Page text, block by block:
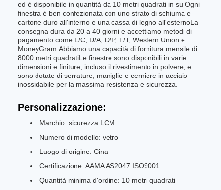
ed è disponibile in quantità da 10 metri quadrati in su.Ogni
finestra è ben confezionata con uno strato di schiuma e
cartone duro all'interno e una cassa di legno all'esternoLa
consegna dura da 20 a 40 giorni e accettiamo metodi di
pagamento come L/C, D/A, D/P, T/T, Western Union e
MoneyGram.Abbiamo una capacità di fornitura mensile di
8000 metri quadratiLe finestre sono disponibili in varie
dimensioni e finiture, incluso il rivestimento in polvere, e
sono dotate di serrature, maniglie e cerniere in acciaio
inossidabile per la massima resistenza e sicurezza.
Personalizzazione:
Marchio: sicurezza LCM
Numero di modello: vetro
Luogo di origine: Cina
Certificazione: AAMA AS2047 ISO9001
Quantità minima d'ordine: 10 metri quadrati